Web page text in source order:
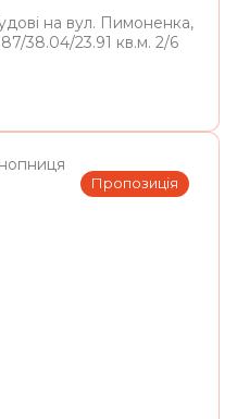
на вул. Пимоненка,
38.04/23.91 кв.м. 2/6
Пропозиція